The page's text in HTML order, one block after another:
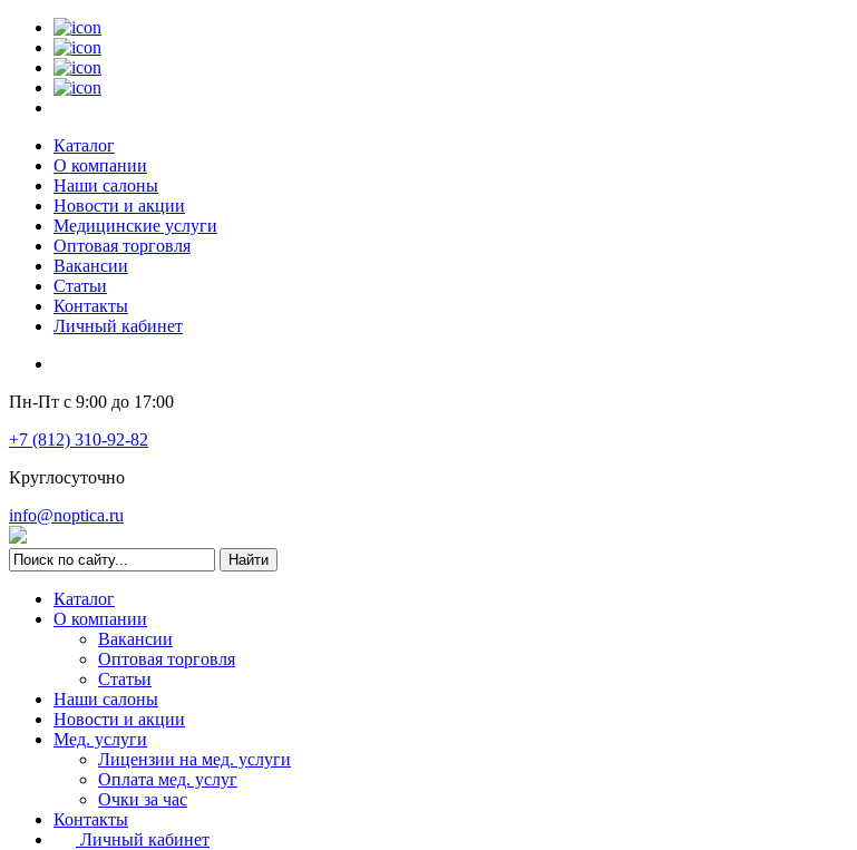
Каталог
О компании
Наши салоны
Новости и акции
Медицинские услуги
Оптовая торговля
Вакансии
Статьи
Контакты
Личный кабинет
Пн-Пт с 9:00 до 17:00
+7 (812) 310-92-82
Круглосуточно
info@noptica.ru
Каталог
О компании
Вакансии
Оптовая торговля
Статьи
Наши салоны
Новости и акции
Мед. услуги
Лицензии на мед. услуги
Оплата мед. услуг
Очки за час
Контакты
Личный кабинет